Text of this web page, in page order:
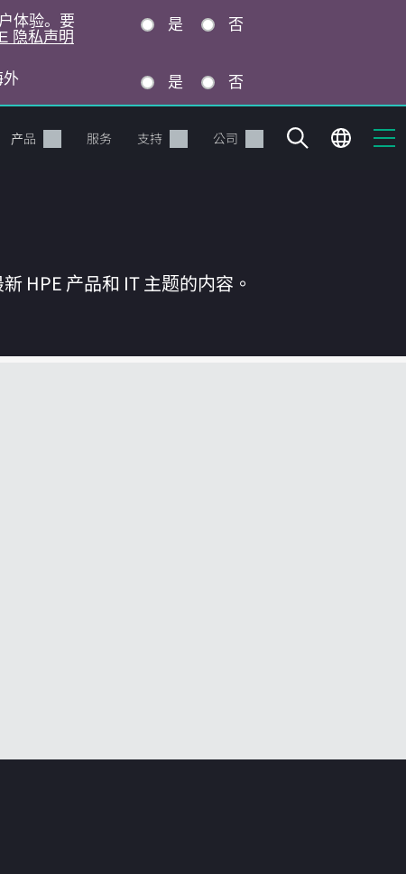
体验。要
隐私声明
是 否
外 是 否
产品 服务 支持 公司
HPE 产品和 IT 主题的内容。